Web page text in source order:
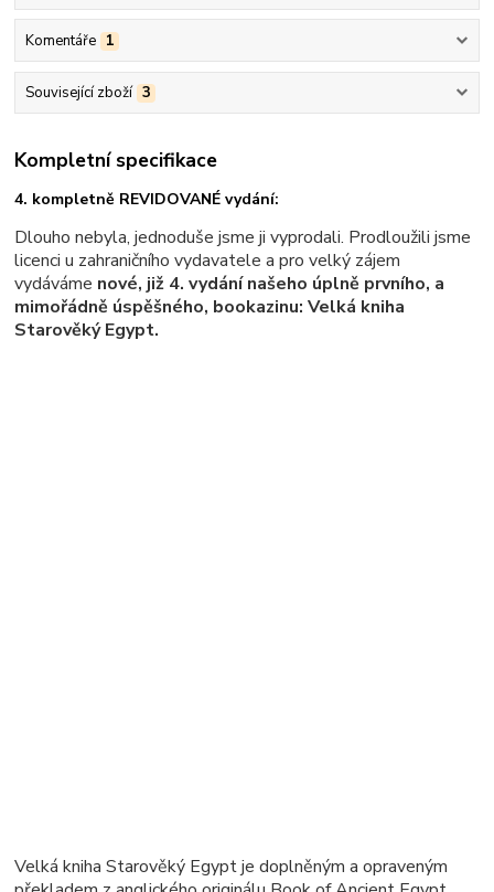
Komentáře 1
Související zboží 3
Kompletní specifikace
4. kompletně REVIDOVANÉ vydání:
Dlouho nebyla, jednoduše jsme ji vyprodali. Prodloužili jsme
licenci u zahraničního vydavatele a pro velký zájem
vydáváme nové, již 4. vydání našeho úplně prvního, a
mimořádně úspěšného, bookazinu: Velká kniha
Starověký Egypt.
Velká kniha Starověký Egypt je doplněným a opraveným